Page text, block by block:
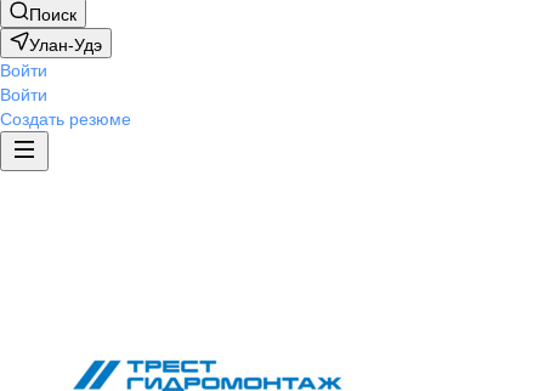
Поиск
Улан-Удэ
Войти
Войти
Создать резюме